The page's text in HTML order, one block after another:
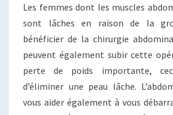
Les femmes dont les muscles
sont lâches en raison de la
bénéficier de la chirurgie
peuvent également subir cette
perte de poids importante,
d’éliminer une peau lâche.
vous aider également à vous